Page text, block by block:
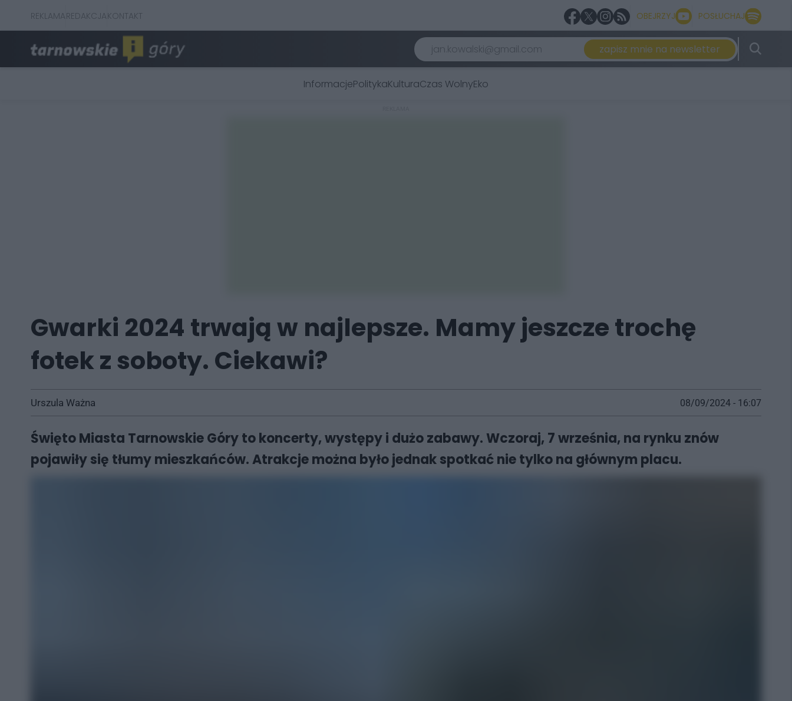
REKLAMAREDAKCJAKONTAKT OBEJRZYJ POSŁUCHAJ
zapisz mnie na newsletter
InformacjePolitykaKulturaCzas WolnyEko
Gwarki 2024 trwają w najlepsze. Mamy jeszcze trochę
fotek z soboty. Ciekawi?
Urszula Ważna 08/09/2024 - 16:07
Święto Miasta Tarnowskie Góry to koncerty, występy i dużo zabawy. Wczoraj, 7 września, na rynku znów
pojawiły się tłumy mieszkańców. Atrakcje można było jednak spotkać nie tylko na głównym placu.